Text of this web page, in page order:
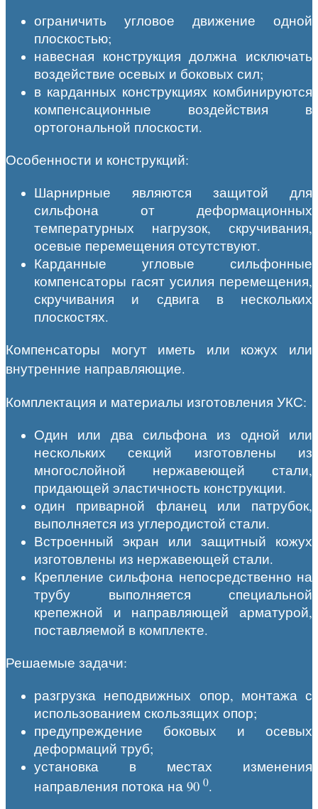
ограничить угловое движение одной
плоскостью;
навесная конструкция должна исключать
воздействие осевых и боковых сил;
в карданных конструкциях комбинируются
компенсационные воздействия в
ортогональной плоскости.
Особенности и конструкций:
Шарнирные являются защитой для
сильфона от деформационных
температурных нагрузок, скручивания,
осевые перемещения отсутствуют.
Карданные угловые сильфонные
компенсаторы гасят усилия перемещения,
скручивания и сдвига в нескольких
плоскостях.
Компенсаторы могут иметь или кожух или
внутренние направляющие.
Комплектация и материалы изготовления УКС:
Один или два сильфона из одной или
нескольких секций изготовлены из
многослойной нержавеющей стали,
придающей эластичность конструкции.
один приварной фланец или патрубок,
выполняется из углеродистой стали.
Встроенный экран или защитный кожух
изготовлены из нержавеющей стали.
Крепление сильфона непосредственно на
трубу выполняется специальной
крепежной и направляющей арматурой,
поставляемой в комплекте.
Решаемые задачи:
разгрузка неподвижных опор, монтажа с
использованием скользящих опор;
предупреждение боковых и осевых
деформаций труб;
установка в местах изменения
направления потока на 90 0.